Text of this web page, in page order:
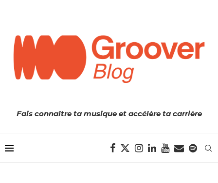
Fais connaître ta musique et accélère ta carrière